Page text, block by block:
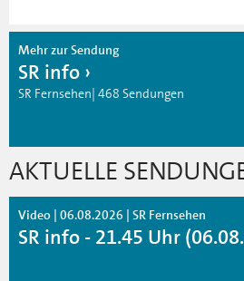
Mehr zur Sendung
SR info
SR Fernsehen| 468 Sendungen
AKTUELLE
Video | 06.08.2026 | SR Fernsehen
SR info - 21.45 Uhr